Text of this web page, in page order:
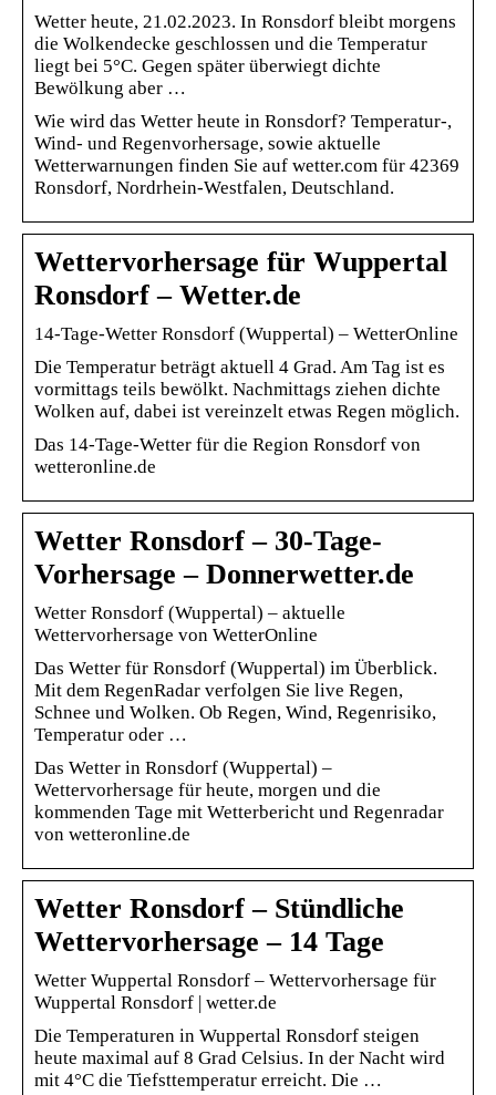
Wetter heute, 21.02.2023. In Ronsdorf bleibt morgens
die Wolkendecke geschlossen und die Temperatur
liegt bei 5°C. Gegen später überwiegt dichte
Bewölkung aber …
Wie wird das Wetter heute in Ronsdorf? Temperatur-,
Wind- und Regenvorhersage, sowie aktuelle
Wetterwarnungen finden Sie auf wetter.com für 42369
Ronsdorf, Nordrhein-Westfalen, Deutschland.
Wettervorhersage für Wuppertal
Ronsdorf – Wetter.de
14-Tage-Wetter Ronsdorf (Wuppertal) – WetterOnline
Die Temperatur beträgt aktuell 4 Grad. Am Tag ist es
vormittags teils bewölkt. Nachmittags ziehen dichte
Wolken auf, dabei ist vereinzelt etwas Regen möglich.
Das 14-Tage-Wetter für die Region Ronsdorf von
wetteronline.de
Wetter Ronsdorf – 30-Tage-
Vorhersage – Donnerwetter.de
Wetter Ronsdorf (Wuppertal) – aktuelle
Wettervorhersage von WetterOnline
Das Wetter für Ronsdorf (Wuppertal) im Überblick.
Mit dem RegenRadar verfolgen Sie live Regen,
Schnee und Wolken. Ob Regen, Wind, Regenrisiko,
Temperatur oder …
Das Wetter in Ronsdorf (Wuppertal) –
Wettervorhersage für heute, morgen und die
kommenden Tage mit Wetterbericht und Regenradar
von wetteronline.de
Wetter Ronsdorf – Stündliche
Wettervorhersage – 14 Tage
Wetter Wuppertal Ronsdorf – Wettervorhersage für
Wuppertal Ronsdorf | wetter.de
Die Temperaturen in Wuppertal Ronsdorf steigen
heute maximal auf 8 Grad Celsius. In der Nacht wird
mit 4°C die Tiefsttemperatur erreicht. Die …